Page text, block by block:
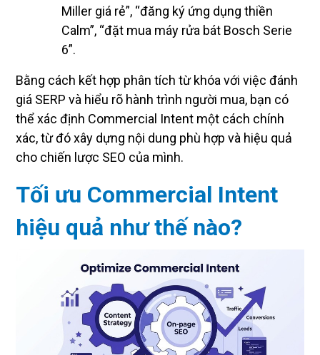
Miller giá rẻ”, “đăng ký ứng dụng thiền
Calm”, “đặt mua máy rửa bát Bosch Serie
6”.
Bằng cách kết hợp phân tích từ khóa với việc đánh
giá SERP và hiểu rõ hành trình người mua, bạn có
thể xác định Commercial Intent một cách chính
xác, từ đó xây dựng nội dung phù hợp và hiệu quả
cho chiến lược SEO của mình.
Tối ưu Commercial Intent
hiệu quả như thế nào?